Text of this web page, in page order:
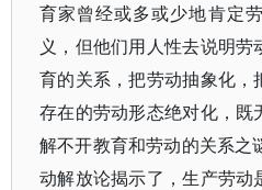
育家曾经或多或少地肯定
义，但他们用人性去说明
育的关系，把劳动抽象化
存在的劳动形态绝对化，既
解不开教育和劳动的关系之
动解放论揭示了，生产劳